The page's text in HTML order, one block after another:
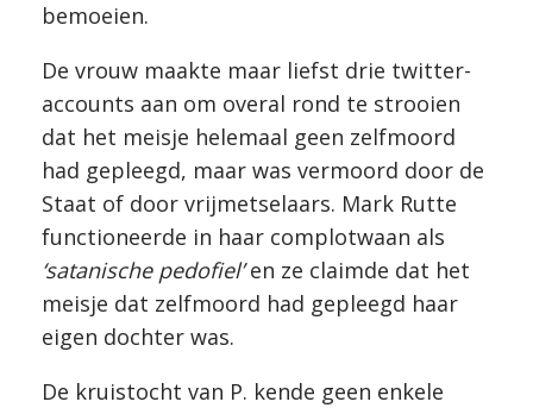
bemoeien.
De vrouw maakte maar liefst drie twitter-
accounts aan om overal rond te strooien
dat het meisje helemaal geen zelfmoord
had gepleegd, maar was vermoord door de
Staat of door vrijmetselaars. Mark Rutte
functioneerde in haar complotwaan als
‘satanische pedofiel’en ze claimde dat het
meisje dat zelfmoord had gepleegd haar
eigen dochter was.
De kruistocht van P. kende geen enkele